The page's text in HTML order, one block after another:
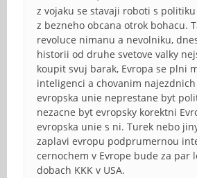
z vojaku se stavaji roboti s
z bezneho obcana otrok bohacu.
revoluce nimanu a nevolniku,
historii od druhe svetove valky
koupit svuj barak, Evropa se plni
inteligenci a chovanim
evropska unie neprestane byt
nezacne byt evropsky korektni
evropska unie s ni. Turek nebo
zaplavi evropu podprumernou
cernochem v Evrope bude za par
dobach KKK v USA.